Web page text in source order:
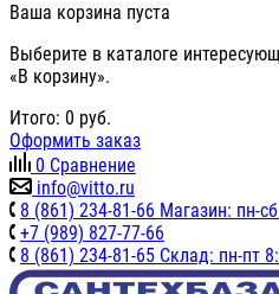
Ваша корзина пуста
Выберите в каталоге
«В корзину».
Итого: 0 руб.
Оформить заказ
0 Сравнение
info@vitto.ru
8 (861) 234-81-66 Магазин: пн-
+7 (989) 827-77-66
8 (861) 234-81-65 Склад: пн-пт